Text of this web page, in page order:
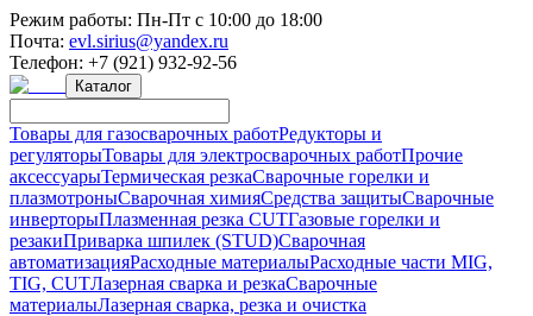
Режим работы: Пн-Пт с 10:00 до 18:00
Почта: evl.sirius@yandex.ru
Телефон: +7 (921) 932-92-56
Каталог
Товары для газосварочных работРедукторы и
регуляторыТовары для электросварочных работПрочие
аксессуарыТермическая резкаСварочные горелки и
плазмотроныСварочная химияСредства защитыСварочные
инверторыПлазменная резка CUTГазовые горелки и
резакиПриварка шпилек (STUD)Сварочная
автоматизацияРасходные материалыРасходные части MIG,
TIG, CUTЛазерная сварка и резкаСварочные
материалыЛазерная сварка, резка и очистка